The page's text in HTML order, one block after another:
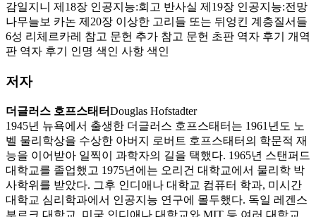
감일지니 제18장 인공지능:회고 반사실 제19장 인공지능:전망
나무늘보 카논 제20장 이상한 고리들 또는 뒤엉킨 계층질서들
6성 리체르카레 참고 문헌 추가 참고 문헌 초판 역자 후기 개역
판 역자 후기 인명 색인 사항 색인
저자
더글러스 호프스태터Douglas Hofstadter
1945년 뉴욕에서 출생한 더글러스 호프스태터는 1961년도 노
벨 물리학상을 수상한 아버지 로버트 호프스태터의 학문적 재
능을 이어받아 일찍이 과학자의 길을 택했다. 1965년 스탠퍼드
대학교를 졸업했고 1975년에는 오리건 대학교에서 물리학 박
사학위를 받았다. 그후 인디애나 대학교 컴퓨터 학과, 미시간
대학교 심리학과에서 인공지능 연구에 몰두했다. 독일 레겐스
부르크 대학교, 미국 인디애나 대학교와 MIT 등 여러 대학교